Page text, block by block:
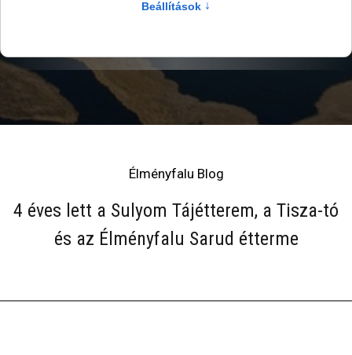
Programok, aktualitások
Élményfalu Blog
Élményfalu Blog
4 éves lett a Sulyom Tájétterem, a Tisza-tó
és az Élményfalu Sarud étterme